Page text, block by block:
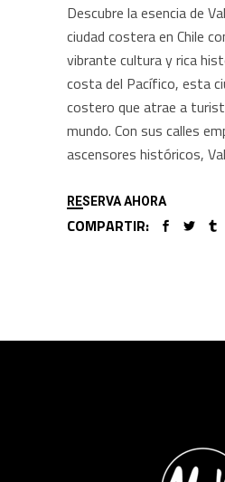
Descubre la esencia de
ciudad costera en Chile
vibrante cultura y rica
costa del Pacífico, esta
costero que atrae a
mundo. Con sus calles
ascensores históricos,
RESERVA AHORA
COMPARTIR: